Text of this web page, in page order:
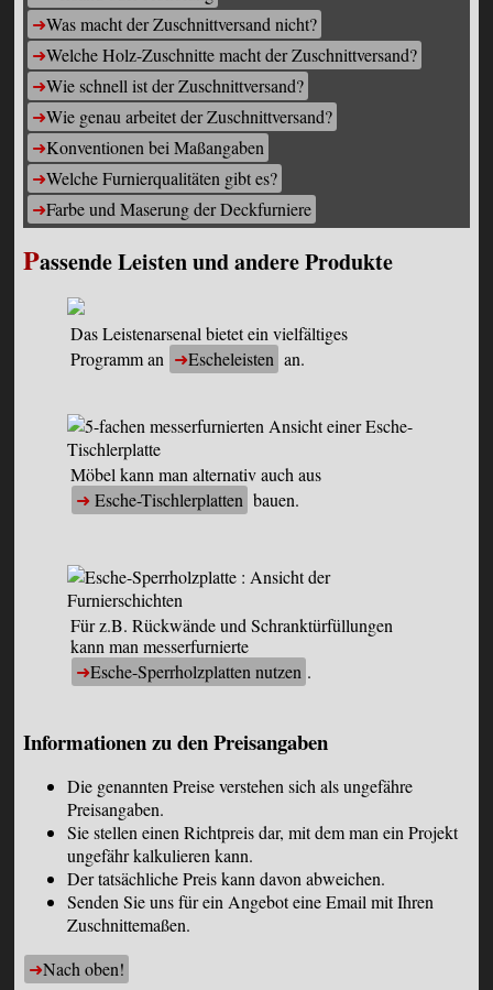
Was macht der Zuschnittversand nicht?
Welche Holz-Zuschnitte macht der Zuschnittversand?
Wie schnell ist der Zuschnittversand?
Wie genau arbeitet der Zuschnittversand?
Konventionen bei Maßangaben
Welche Furnierqualitäten gibt es?
Farbe und Maserung der Deckfurniere
Passende Leisten und andere Produkte
Das Leistenarsenal bietet ein vielfältiges
Programm an
Escheleisten an.
Möbel kann man alternativ auch aus
Esche-Tischlerplatten bauen.
Für z.B. Rückwände und Schranktürfüllungen
kann man messerfurnierte
Esche-Sperrholzplatten nutzen .
Informationen zu den Preisangaben
Die genannten Preise verstehen sich als ungefähre
Preisangaben.
Sie stellen einen Richtpreis dar, mit dem man ein Projekt
ungefähr kalkulieren kann.
Der tatsächliche Preis kann davon abweichen.
Senden Sie uns für ein Angebot eine Email mit Ihren
Zuschnittemaßen.
Nach oben!